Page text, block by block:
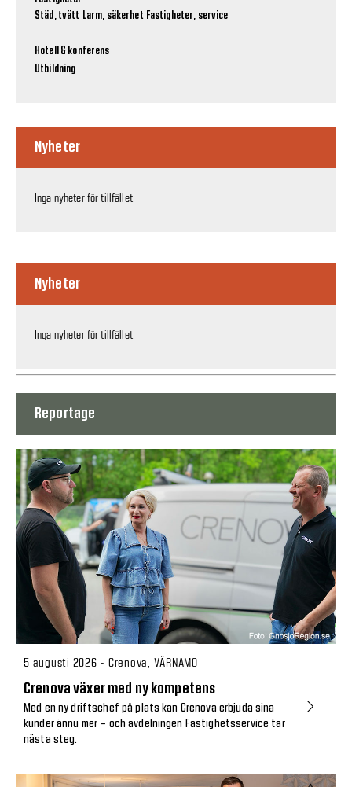
Städ, tvätt Larm, säkerhet Fastigheter, service
Hotell & konferens
Utbildning
Nyheter
Inga nyheter för tillfället.
Nyheter
Inga nyheter för tillfället.
Reportage
5 augusti 2026 - Crenova, VÄRNAMO
Crenova växer med ny kompetens
Med en ny driftschef på plats kan Crenova erbjuda sina
kunder ännu mer – och avdelningen Fastighetsservice tar
nästa steg.